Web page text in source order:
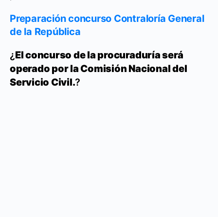
Preparación concurso Contraloría General
de la República
¿El concurso de la procuraduría será
operado por la Comisión Nacional del
Servicio Civil.?